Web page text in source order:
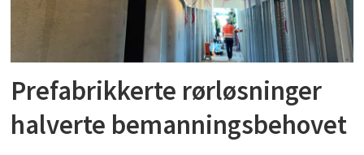
Prefabrikkerte rørløsninger
halverte bemanningsbehovet